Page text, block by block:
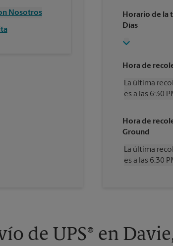
Nosotros Horario de la
Días
Hora de
La última
es a las 6:30
Jueves
Viernes
Sábado
Domingo
Hora de
Ground
La última
es a las 6:30
Domingo
Lunes
de UPS® en